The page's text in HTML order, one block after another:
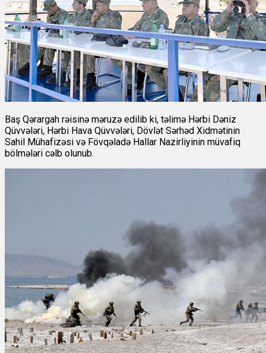
Baş Qərargah rəisinə məruzə edilib ki, təlimə Hərbi Dəniz
Qüvvələri, Hərbi Hava Qüvvələri, Dövlət Sərhəd Xidmətinin
Sahil Mühafizəsi və Fövqəladə Hallar Nazirliyinin müvafiq
bölmələri cəlb olunub.